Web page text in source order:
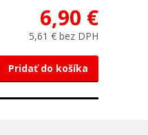
6,90 €
5,61 € bez DPH
Pridať do košíka